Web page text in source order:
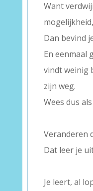
Want
Dan bevind
En eenmaal
vindt weinig
zijn weg.
Wees dus
Veranderen
Dat leer je
Je leert, al